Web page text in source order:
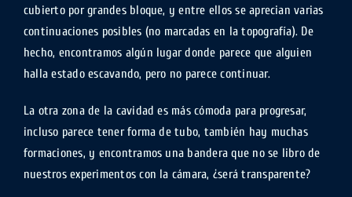
cubierto por grandes bloque, y entre ellos se aprecian varias
continuaciones posibles (no marcadas en la topografía). De
hecho, encontramos algún lugar donde parece que alguien
halla estado escavando, pero no parece continuar.
La otra zona de la cavidad es más cómoda para progresar,
incluso parece tener forma de tubo, también hay muchas
formaciones, y encontramos una bandera que no se libro de
nuestros experimentos con la cámara, ¿será transparente?